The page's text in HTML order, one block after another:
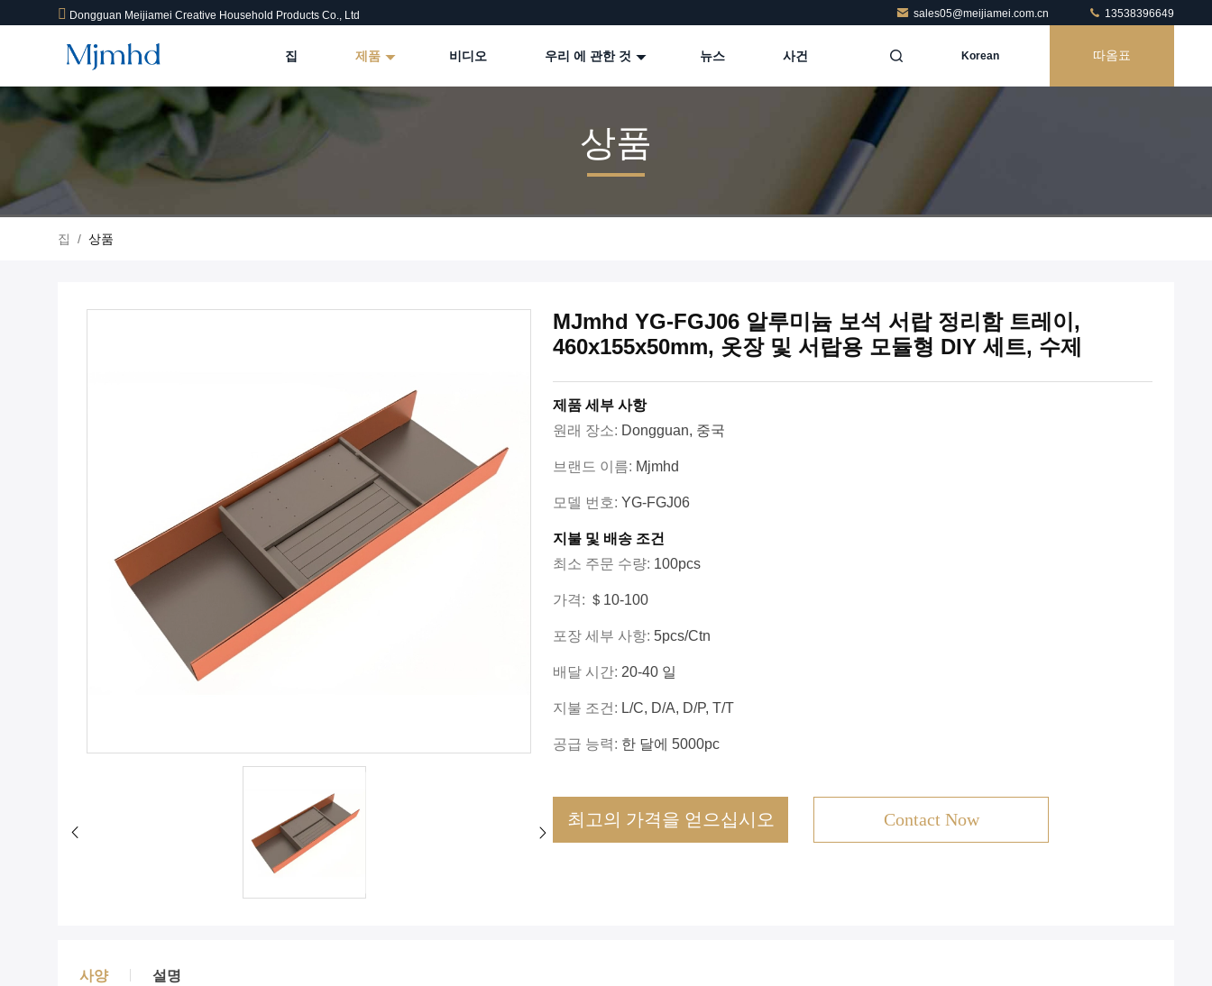
Dongguan Meijiamei Creative Household Products Co., Ltd sales05@meijiamei.com.cn 13538396649
집 제품 비디오 우리 에 관한 것 뉴스 사건 Korean 따옴표
상품
집 / 상품
MJmhd YG-FGJ06 알루미늄 보석 서랍 정리함 트레이,
460x155x50mm, 옷장 및 서랍용 모듈형 DIY 세트, 수제
제품 세부 사항
원래 장소: Dongguan, 중국
브랜드 이름: Mjmhd
모델 번호: YG-FGJ06
지불 및 배송 조건
최소 주문 수량: 100pcs
가격: ＄10-100
포장 세부 사항: 5pcs/ctn
배달 시간: 20-40 일
지불 조건: L/c, D/a, D/p, T/t
공급 능력: 한 달에 5000pc
최고의 가격을 얻으십시오 Contact Now
사양 설명